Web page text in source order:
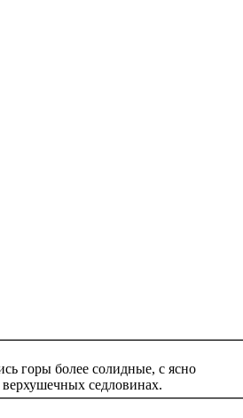
горы более солидные, с ясно
седловинах.